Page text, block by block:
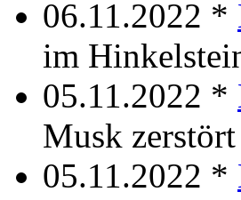
06.11.2022 *
im
05.11.2022 *
Musk
05.11.2022 *